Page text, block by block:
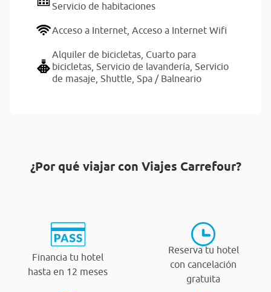
Servicio de habitaciones
Acceso a Internet, Acceso a Internet Wifi
Alquiler de bicicletas, Cuarto para
bicicletas, Servicio de lavandería, Servicio
de masaje, Shuttle, Spa / Balneario
¿Por qué viajar con Viajes Carrefour?
Financia tu hotel
hasta en 12 meses
Reserva tu hotel
con cancelación
gratuita